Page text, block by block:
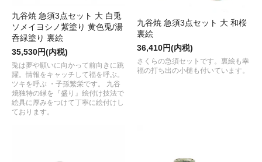
九谷焼 急須3点セット 大 白兎
ソメイヨシノ紫塗り 黄色兎/湯
呑緑塗り 裏絵
35,530円(内税)
兎は夢や願いに向かって前向きに跳
躍。情報をキャッチして福を呼ぶ。
ツキを呼ぶ ・子孫繁栄です。 九谷
焼独特の緑を『盛り』絵付け技法で
絵具に厚みをつけて丁寧に絵付けし
ております。
九谷焼 急須3点セット 大 和桜
裏絵
36,410円(内税)
さくらの急須セットです。裏絵も幸
福の打ち出の小槌も付いています。